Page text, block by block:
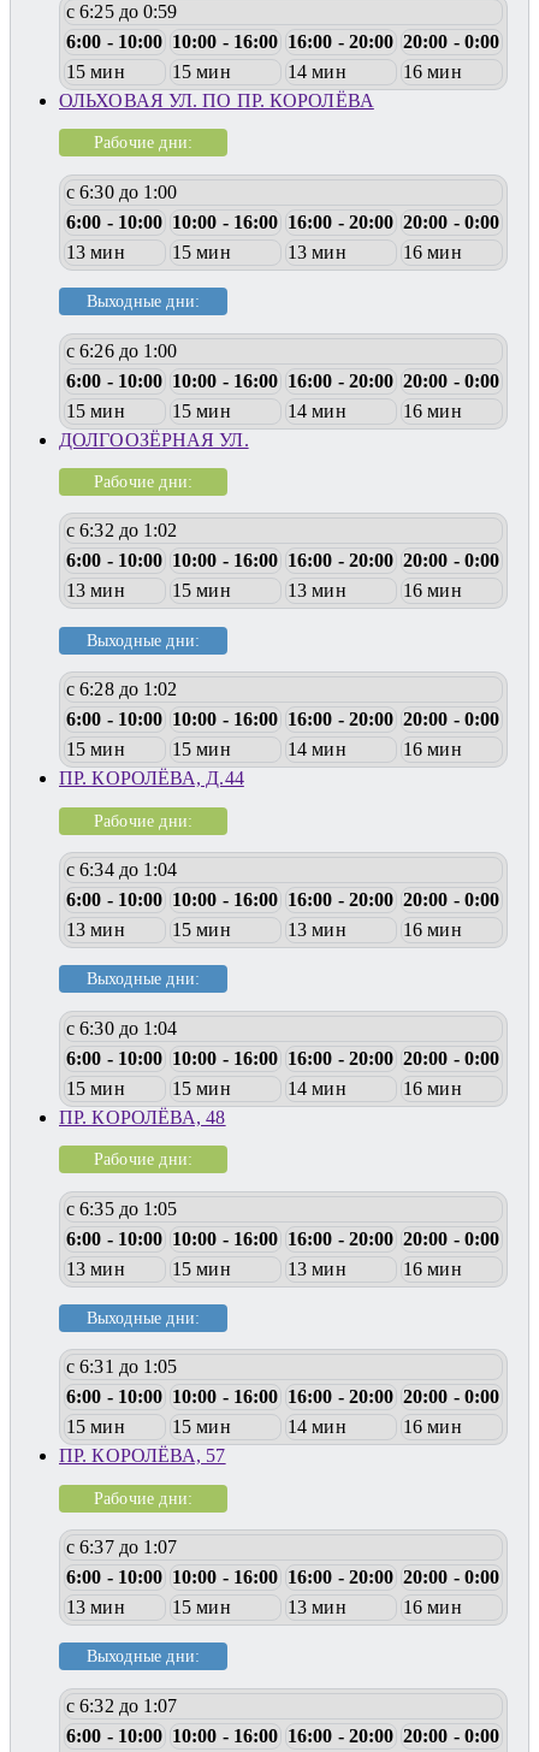
с 6:25 до 0:59
6:00 - 10:00 10:00 - 16:00 16:00 - 20:00 20:00 - 0:00
15 мин
15 мин 14 мин
16 мин
ОЛЬХОВАЯ УЛ. ПО ПР. КОРОЛЁВА
Рабочие дни:
с 6:30 до 1:00
6:00 - 10:00 10:00 - 16:00 16:00 - 20:00 20:00 - 0:00
13 мин
15 мин 13 мин 16 мин
Выходные дни:
с 6:26 до 1:00
6:00 - 10:00 10:00 - 16:00 16:00 - 20:00 20:00 - 0:00
15 мин
15 мин 14 мин
16 мин
ДОЛГООЗЁРНАЯ УЛ.
Рабочие дни:
с 6:32 до 1:02
6:00 - 10:00 10:00 - 16:00 16:00 - 20:00 20:00 - 0:00
13 мин
15 мин 13 мин 16 мин
Выходные дни:
с 6:28 до 1:02
6:00 - 10:00 10:00 - 16:00 16:00 - 20:00 20:00 - 0:00
15 мин
15 мин 14 мин
16 мин
ПР. КОРОЛЁВА, Д.44
Рабочие дни:
с 6:34 до 1:04
6:00 - 10:00 10:00 - 16:00 16:00 - 20:00 20:00 - 0:00
13 мин
15 мин 13 мин 16 мин
Выходные дни:
с 6:30 до 1:04
6:00 - 10:00 10:00 - 16:00 16:00 - 20:00 20:00 - 0:00
15 мин
15 мин 14 мин
16 мин
ПР. КОРОЛЁВА, 48
Рабочие дни:
с 6:35 до 1:05
6:00 - 10:00 10:00 - 16:00 16:00 - 20:00 20:00 - 0:00
13 мин
15 мин 13 мин 16 мин
Выходные дни:
с 6:31 до 1:05
6:00 - 10:00 10:00 - 16:00 16:00 - 20:00 20:00 - 0:00
15 мин
15 мин 14 мин
16 мин
ПР. КОРОЛЁВА, 57
Рабочие дни:
с 6:37 до 1:07
6:00 - 10:00 10:00 - 16:00 16:00 - 20:00 20:00 - 0:00
13 мин
15 мин 13 мин 16 мин
Выходные дни:
с 6:32 до 1:07
6:00 - 10:00 10:00 - 16:00 16:00 - 20:00 20:00 - 0:00